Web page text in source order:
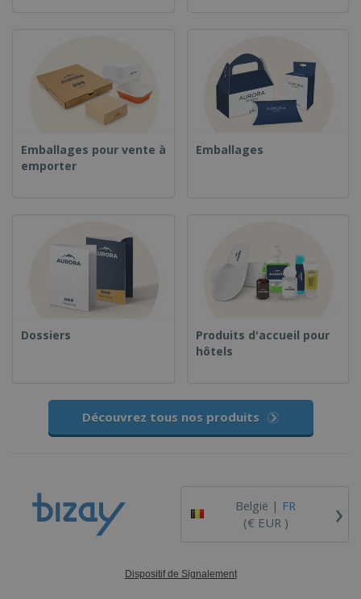
Emballages pour vente à
emporter
Emballages
Dossiers
Produits d'accueil pour
hôtels
Découvrez tous nos produits
België | FR
(€ EUR )
›
Dispositif de Signalement